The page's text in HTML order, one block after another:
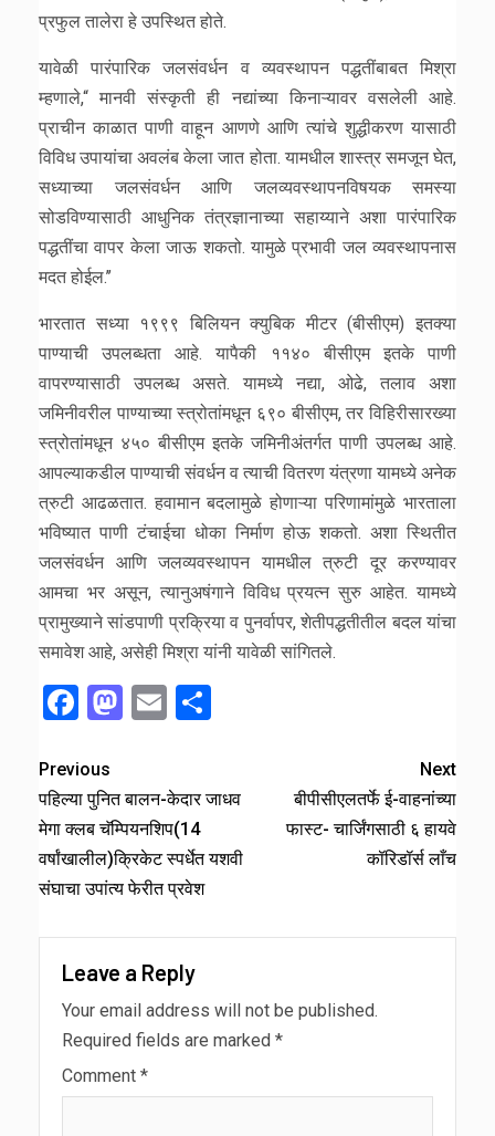
प्रफुल तालेरा हे उपस्थित होते.
यावेळी पारंपारिक जलसंवर्धन व व्यवस्थापन पद्धतींबाबत मिश्रा
म्हणाले,“ मानवी संस्कृती ही नद्यांच्या किनाऱ्यावर वसलेली आहे.
प्राचीन काळात पाणी वाहून आणणे आणि त्यांचे शुद्धीकरण यासाठी
विविध उपायांचा अवलंब केला जात होता. यामधील शास्त्र समजून घेत,
सध्याच्या जलसंवर्धन आणि जलव्यवस्थापनविषयक समस्या
सोडविण्यासाठी आधुनिक तंत्रज्ञानाच्या सहाय्याने अशा पारंपारिक
पद्धतींचा वापर केला जाऊ शकतो. यामुळे प्रभावी जल व्यवस्थापनास
मदत होईल.’’
भारतात सध्या १९९९ बिलियन क्युबिक मीटर (बीसीएम) इतक्या
पाण्याची उपलब्धता आहे. यापैकी ११४० बीसीएम इतके पाणी
वापरण्यासाठी उपलब्ध असते. यामध्ये नद्या, ओढे, तलाव अशा
जमिनीवरील पाण्याच्या स्त्रोतांमधून ६९० बीसीएम, तर विहिरीसारख्या
स्त्रोतांमधून ४५० बीसीएम इतके जमिनीअंतर्गत पाणी उपलब्ध आहे.
आपल्याकडील पाण्याची संवर्धन व त्याची वितरण यंत्रणा यामध्ये अनेक
त्रुटी आढळतात. हवामान बदलामुळे होणाऱ्या परिणामांमुळे भारताला
भविष्यात पाणी टंचाईचा धोका निर्माण होऊ शकतो. अशा स्थितीत
जलसंवर्धन आणि जलव्यवस्थापन यामधील त्रुटी दूर करण्यावर
आमचा भर असून, त्यानुअषंगाने विविध प्रयत्न सुरु आहेत. यामध्ये
प्रामुख्याने सांडपाणी प्रक्रिया व पुनर्वापर, शेतीपद्धतीतील बदल यांचा
समावेश आहे, असेही मिश्रा यांनी यावेळी सांगितले.
Facebook
Mastodon
Email
Previous
पहिल्या पुनित बालन-केदार जाधव
मेगा क्लब चॅम्पियनशिप(14
वर्षांखालील)क्रिकेट स्पर्धेत यशवी
संघाचा उपांत्य फेरीत प्रवेश
Next
बीपीसीएलतर्फे ई-वाहनांच्या
फास्ट- चार्जिंगसाठी ६ हायवे
कॉरिडॉर्स लाँच
Leave a Reply
Your email address will not be published.
Required fields are marked *
Comment *